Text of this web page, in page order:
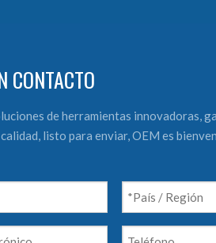
CONTACTO
de herramientas innovadoras,
listo para enviar, OEM es